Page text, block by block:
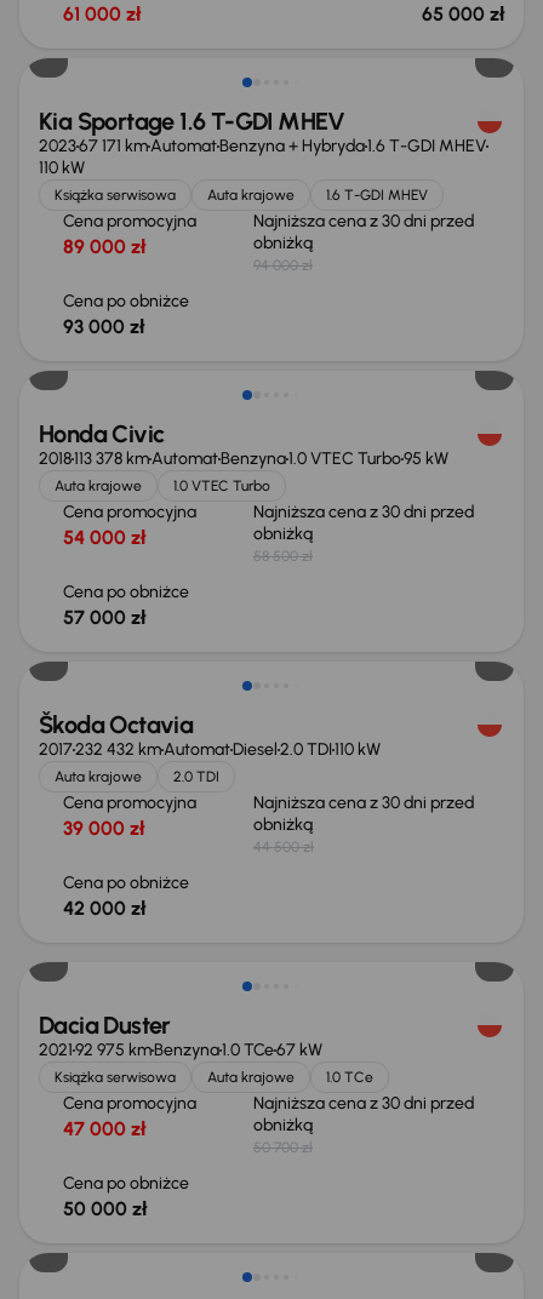
61 000 zł 65 000 zł
Taniej o 1 000 zł
Kia Sportage 1.6 T-GDI MHEV
202367 171 kmAutomatBenzyna + Hybryda1.6 T-GDI MHEV
110 kW
Książka serwisowa Auta krajowe 1.6 T-GDI MHEV
Cena promocyjna
89 000 zł
Najniższa cena z 30 dni przed
obniżką
94 000 zł
Cena po obniżce
93 000 zł
Honda Civic
2018113 378 kmAutomatBenzyna1.0 VTEC Turbo95 kW
Auta krajowe 1.0 VTEC Turbo
Cena promocyjna
54 000 zł
Najniższa cena z 30 dni przed
obniżką
58 500 zł
Cena po obniżce
57 000 zł
Taniej o 2 500 zł
Škoda Octavia
2017232 432 kmAutomatDiesel2.0 TDI110 kW
Auta krajowe 2.0 TDI
Cena promocyjna
39 000 zł
Najniższa cena z 30 dni przed
obniżką
44 500 zł
Cena po obniżce
42 000 zł
Dacia Duster
202192 975 kmBenzyna1.0 TCe67 kW
Książka serwisowa Auta krajowe 1.0 TCe
Cena promocyjna
47 000 zł
Najniższa cena z 30 dni przed
obniżką
50 700 zł
Cena po obniżce
50 000 zł
Taniej o 1 000 zł